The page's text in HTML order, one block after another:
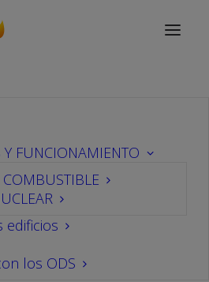
Y FUNCIONAMIENTO
COMBUSTIBLE
edificios
los ODS
trámite de
pública de
temporal
(ATI)